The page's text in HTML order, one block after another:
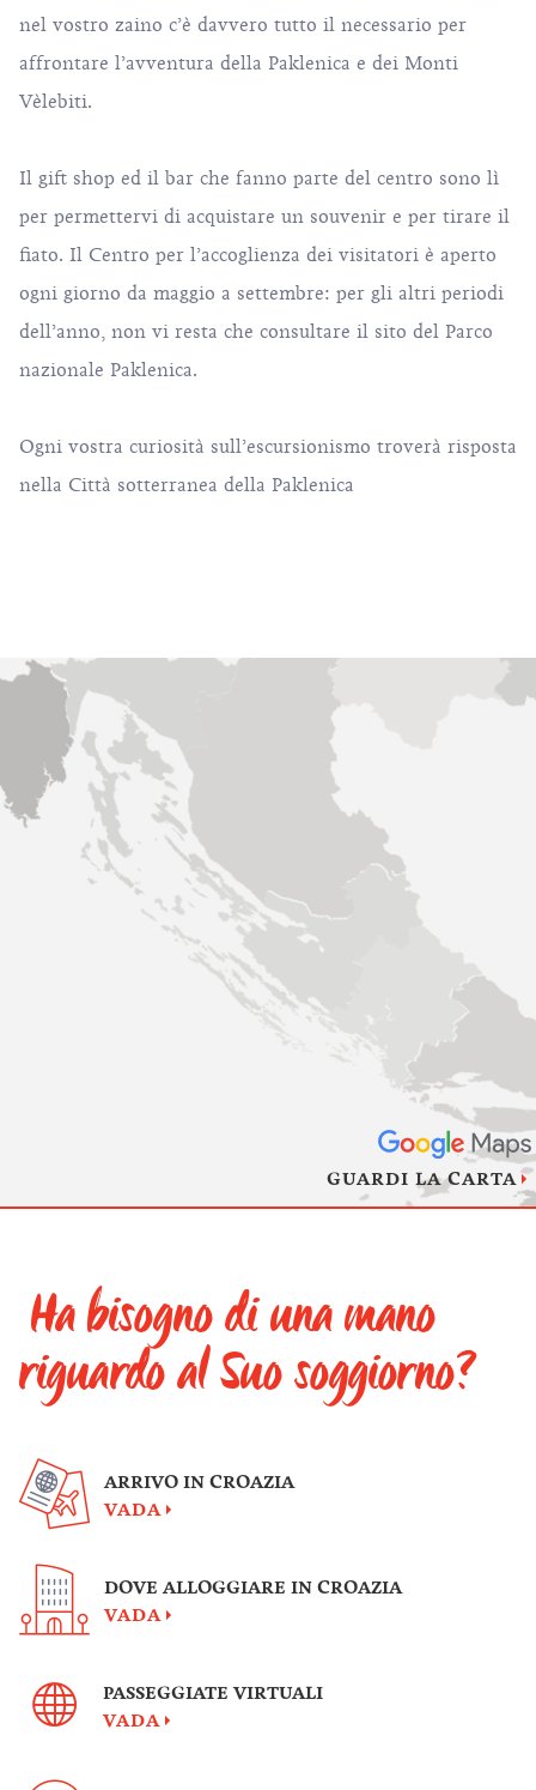
nel vostro zaino c’è davvero tutto il necessario per
affrontare l’avventura della Paklenica e dei Monti
Vèlebiti.
Il gift shop ed il bar che fanno parte del centro sono lì
per permettervi di acquistare un souvenir e per tirare il
fiato. Il Centro per l’accoglienza dei visitatori è aperto
ogni giorno da maggio a settembre: per gli altri periodi
dell’anno, non vi resta che consultare il sito del Parco
nazionale Paklenica.
Ogni vostra curiosità sull’escursionismo troverà risposta
nella Città sotterranea della Paklenica
GUARDI LA CARTA
Ha bisogno di una mano
riguardo al Suo soggiorno?
ARRIVO IN CROAZIA
VADA
DOVE ALLOGGIARE IN CROAZIA
VADA
PASSEGGIATE VIRTUALI
VADA